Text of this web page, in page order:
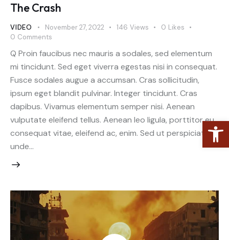
Open toolbar
The Crash
VIDEO November 27, 2022 146 Views 0 Likes
0 Comments
Q Proin faucibus nec mauris a sodales, sed elementum
mi tincidunt. Sed eget viverra egestas nisi in consequat.
Fusce sodales augue a accumsan. Cras sollicitudin,
ipsum eget blandit pulvinar. Integer tincidunt. Cras
dapibus. Vivamus elementum semper nisi. Aenean
vulputate eleifend tellus. Aenean leo ligula, porttitor eu,
consequat vitae, eleifend ac, enim. Sed ut perspiciatis,
unde…